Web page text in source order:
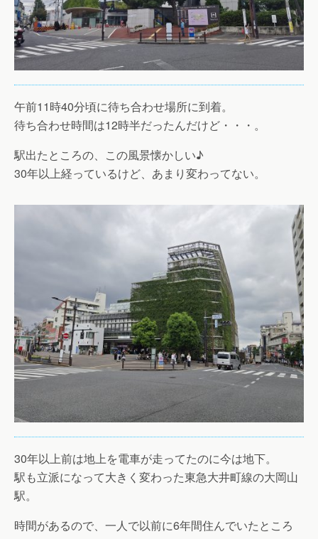
午前11時40分頃に待ち合わせ場所に到着。
待ち合わせ時間は12時半だったんだけど・・・。
駅出たところの、この風景懐かしい♪
30年以上経っているけど、あまり変わってない。
30年以上前は地上を電車が走ってたのに今は地下。
駅も立派になって大きく変わった東急大井町線の大岡山
駅。
時間があるので、一人で以前に6年間住んでいたところ